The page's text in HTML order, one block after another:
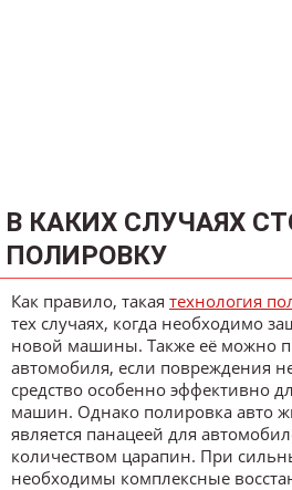
В КАКИХ СЛУЧАЯХ
ПОЛИРОВКУ
Как правило, такая технология
тех случаях, когда необходимо
новой машины. Также её можно
автомобиля, если повреждения
средство особенно эффективно
машин. Однако полировка авто
является панацеей для
количеством царапин. При
необходимы комплексные